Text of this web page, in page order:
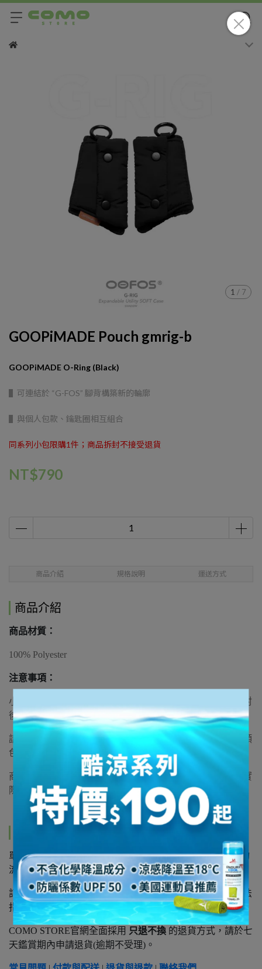
1 / 7
GOOPiMADE Pouch gmrig-b
GOOPiMADE O-Ring (Black)
▌可連結於 “G-FOS” 腳背構築新的輪廓
▌與個人包款、鑰匙圈相互組合
同系列小包限購1件；商品拆封不接受退貨
NT$790
商品介紹 規格說明 運送方式
商品介紹
商品材質：
100% Polyester
注意事項：
小包可搭載鞋履做為配件使用，基於個人衛生考量，經拆封
後恕不接受退貨。
請避免接觸揮發性溶劑或含有漂白劑的洗滌劑，以免造成顏
色或材質變化。
商品圖會因拍攝條件或個人螢幕設定不同而略有色差，以實
際商品顏色為準。
單筆訂單滿3,500元以上享免運費，未達免運訂單將酌收物
流費: 宅配100元、7-11超商80元。
訂單 1~3工作天安排出貨國定假日及例假日不出貨，恕無法
指定出貨日及不代保留商品。
COMO STORE官網全面採用 只退不換 的退貨方式，請於七
天鑑賞期內申請退貨(逾期不受理)。